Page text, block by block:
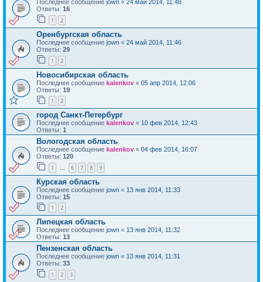
Последнее сообщение jown « 24 май 2014, 11:48
Ответы: 16
1 2
Оренбургская область
Последнее сообщение jown « 24 май 2014, 11:46
Ответы: 29
1 2
Новосибирская область
Последнее сообщение kalenkov « 05 апр 2014, 12:06
Ответы: 19
1 2
город Санкт-Петербург
Последнее сообщение kalenkov « 10 фев 2014, 12:43
Ответы: 1
Вологодская область
Последнее сообщение kalenkov « 04 фев 2014, 16:07
Ответы: 120
1 … 6 7 8 9
Курская область
Последнее сообщение jown « 13 янв 2014, 11:33
Ответы: 15
1 2
Липецкая область
Последнее сообщение jown « 13 янв 2014, 11:32
Ответы: 13
Пензенская область
Последнее сообщение jown « 13 янв 2014, 11:31
Ответы: 33
1 2 3